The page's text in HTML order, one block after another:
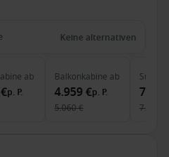
Keine alternativen
ab
p. P.
Balkonkabine ab
4.959 €p. P.
5.060 €
Suite
7.813 €